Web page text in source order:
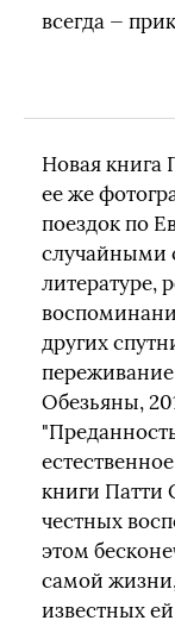
всегда —
Новая книга
ее же
поездок по
случайными
литературе,
других
переживание
Обезьяны,
книги Патти
честных
этом
самой
известных